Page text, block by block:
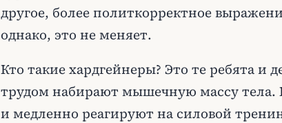
другое, более политкорректное
однако, это не меняет.
Кто такие хардгейнеры? Это те ребята
трудом набирают мышечную массу
и медленно реагируют на силовой